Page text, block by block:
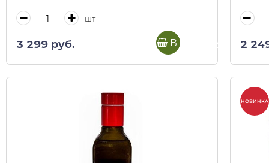
шт
3 299 руб. В корзину 2
НОВИНКА